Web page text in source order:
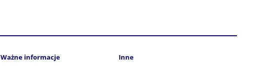
Ważne informacje Inne